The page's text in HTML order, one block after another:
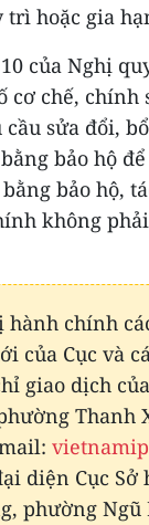
hoặc gia
của Nghị
cơ chế,
sửa đổi,
bảo hộ
bảo hộ,
không
chính
của Cục và
giao dịch
Thanh
diện Cục
phường